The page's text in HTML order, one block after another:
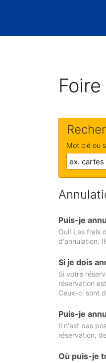
Mot clé ou
Puis-je
Oui! Les frais
d'annulation.
Si je dois
Si votre
réservation
Ceux-ci sont
Puis-je
Il n'est pas
réservation,
Où puis-je